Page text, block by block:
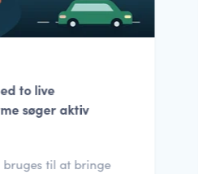
to live
søger aktiv
bruges til at bringe